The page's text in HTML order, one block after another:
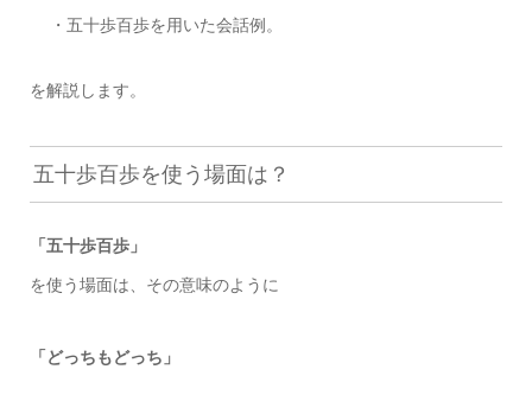
・五十歩百歩を用いた会話例。
を解説します。
五十歩百歩を使う場面は？
「五十歩百歩」
を使う場面は、その意味のように
「どっちもどっち」